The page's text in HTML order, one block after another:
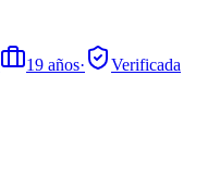
19 años·
Verificada